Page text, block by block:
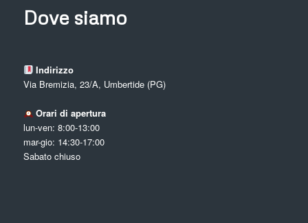
Dove siamo
Indirizzo
Via Bremizia, 23/A, Umbertide (PG)
Orari di apertura
lun-ven: 8:00-13:00
mar-gio: 14:30-17:00
Sabato chiuso